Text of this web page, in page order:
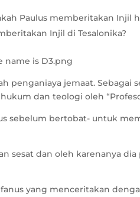
Paulus memberitakan Injil
Injil di Tesalonika?
penganiaya jemaat. Sebagai
dan teologi oleh
sebelum bertobat- untuk
sesat dan oleh karenanya
yang menceritakan